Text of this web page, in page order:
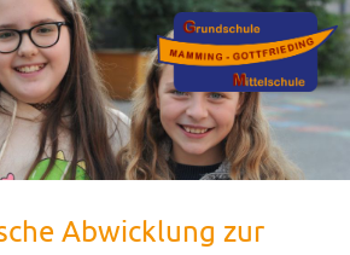
Abwicklung zur